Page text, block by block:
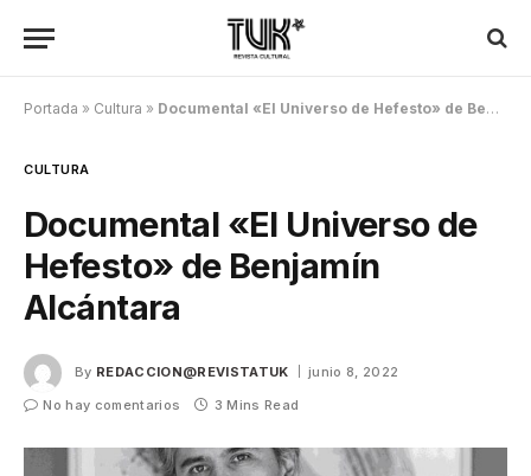
Portada » Cultura » Documental «El Universo de Hefesto» de Benjamín Alcántara
CULTURA
Documental «El Universo de
Hefesto» de Benjamín
Alcántara
By REDACCION@REVISTATUK
junio 8, 2022
No hay comentarios
3 Mins Read